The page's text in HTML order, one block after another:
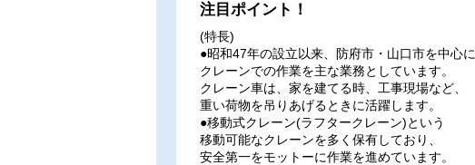
注目ポイント！
(特長)
●昭和47年の設立以来、防府市・山口市を中心に
クレーンでの作業を主な業務としています。
クレーン車は、家を建てる時、工事現場など、
重い荷物を吊りあげるときに活躍します。
●移動式クレーン(ラフタークレーン)という
移動可能なクレーンを多く保有しており、
安全第一をモットーに作業を進めています。